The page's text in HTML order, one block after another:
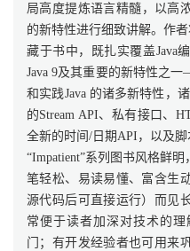
局高度提炼语言精髓，以高
的新特性进行细致讲解。作
藏于书中，既扎实覆盖Java
Java 9及其重要的新特性之
和实践Java 的诸多新特性，
的Stream API、私有接口、
全新的时间/日期API，以及脚
“Impatient”系列图书风格鲜
笔轻松、易读易懂、富含生
源代码后可直接运行）而见
常便于读者加深对技术的
门；有开发经验者也可用来